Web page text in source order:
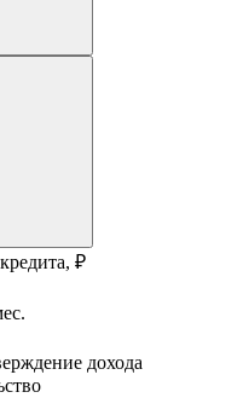
₽
дохода